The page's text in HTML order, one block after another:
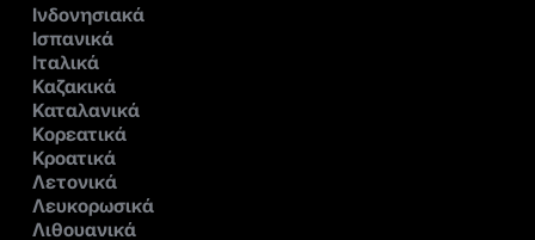
Ινδονησιακά
Ισπανικά
Ιταλικά
Καζακικά
Καταλανικά
Κορεατικά
Κροατικά
Λετονικά
Λευκορωσικά
Λιθουανικά